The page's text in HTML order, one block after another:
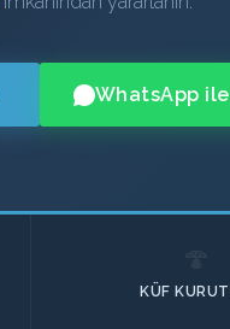
WhatsApp ile
KÜF